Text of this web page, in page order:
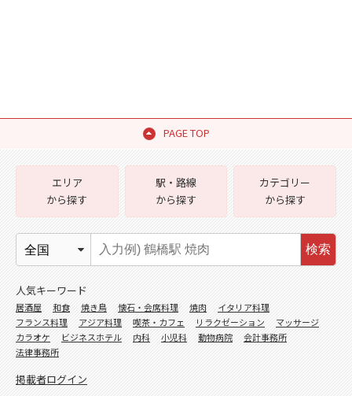
PAGE TOP
エリア
から探す
駅・路線
から探す
カテゴリー
から探す
検索
人気キーワード
居酒屋 和食 焼き鳥 懐石・会席料理 焼肉
イタリア料理
フランス料理
アジア料理 喫茶・カフェ リラクゼーション
マッサージ
カラオケ
ビジネスホテル 内科 小児科 動物病院
会計事務所
法律事務所
掲載者ログイン